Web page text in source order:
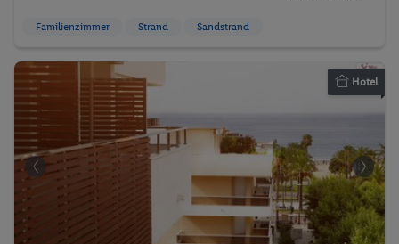
Familienzimmer Strand Sandstrand
Hotel